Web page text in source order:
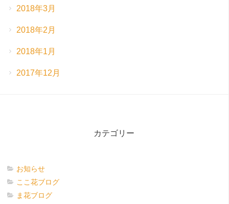
2018年3月
2018年2月
2018年1月
2017年12月
カテゴリー
お知らせ
ここ花ブログ
ま花ブログ